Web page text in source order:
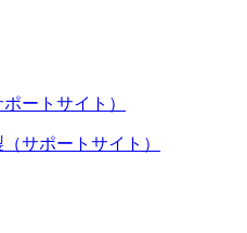
ートサイト）
サポートサイト）